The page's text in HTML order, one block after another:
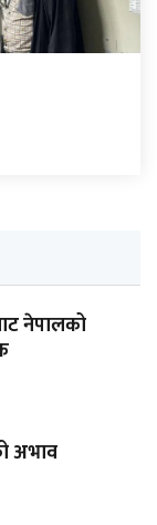
नेपालको
अभाव